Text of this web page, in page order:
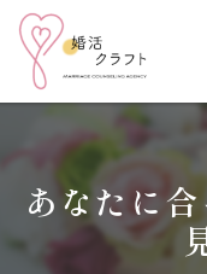
あなたに